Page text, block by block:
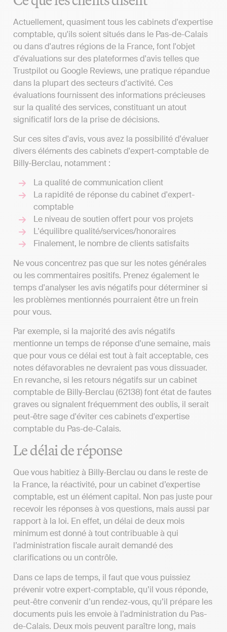
Actuellement, quasiment tous les cabinets d'expertise
comptable, qu'ils soient situés dans le Pas-de-Calais
ou dans d'autres régions de la France, font l'objet
d'évaluations sur des plateformes d'avis telles que
Trustpilot ou Google Reviews, une pratique répandue
dans la plupart des secteurs d'activité. Ces
évaluations fournissent des informations précieuses
sur la qualité des services, constituant un atout
significatif lors de la prise de décisions.
Sur ces sites d'avis, vous avez la possibilité d'évaluer
divers éléments des cabinets d'expert-comptable de
Billy-Berclau, notamment :
La qualité de communication client
La rapidité de réponse du cabinet d'expert-
comptable
Le niveau de soutien offert pour vos projets
L'équilibre qualité/services/honoraires
Finalement, le nombre de clients satisfaits
Ne vous concentrez pas que sur les notes générales
ou les commentaires positifs. Prenez également le
temps d'analyser les avis négatifs pour déterminer si
les problèmes mentionnés pourraient être un frein
pour vous.
Par exemple, si la majorité des avis négatifs
mentionne un temps de réponse d'une semaine, mais
que pour vous ce délai est tout à fait acceptable, ces
notes défavorables ne devraient pas vous dissuader.
En revanche, si les retours négatifs sur un cabinet
comptable de Billy-Berclau (62138) font état de fautes
graves ou signalent fréquemment des oublis, il serait
peut-être sage d'éviter ces cabinets d'expertise
comptable du Pas-de-Calais.
Le délai de réponse
Que vous habitiez à Billy-Berclau ou dans le reste de
la France, la réactivité, pour un cabinet d’expertise
comptable, est un élément capital. Non pas juste pour
recevoir les réponses à vos questions, mais aussi par
rapport à la loi. En effet, un délai de deux mois
minimum est donné à tout contribuable à qui
l’administration fiscale aurait demandé des
clarifications ou un contrôle.
Dans ce laps de temps, il faut que vous puissiez
prévenir votre expert-comptable, qu’il vous réponde,
peut-être convenir d’un rendez-vous, qu’il prépare les
documents puis les envoie à l’administration du Pas-
de-Calais. Deux mois peuvent paraître long, mais